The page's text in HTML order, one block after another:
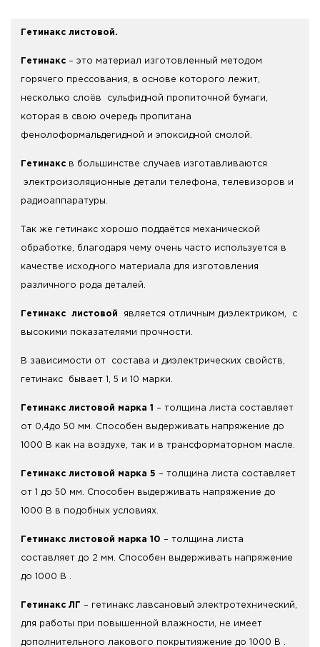
Гетинакс листовой.
Гетинакс – это материал изготовленный методом
горячего прессования, в основе которого лежит,
несколько слоёв сульфидной пропиточной бумаги,
которая в свою очередь пропитана
фенолоформальдегидной и эпоксидной смолой.
Гетинакс в большинстве случаев изготавливаются
электроизоляционные детали телефона, телевизоров и
радиоаппаратуры.
Так же гетинакс хорошо поддаётся механической
обработке, благодаря чему очень часто используется в
качестве исходного материала для изготовления
различного рода деталей.
Гетинакс листовой является отличным диэлектриком, с
высокими показателями прочности.
В зависимости от состава и диэлектрических свойств,
гетинакс бывает 1, 5 и 10 марки.
Гетинакс листовой марка 1 – толщина листа составляет
от 0,4до 50 мм. Способен выдерживать напряжение до
1000 В как на воздухе, так и в трансформаторном масле.
Гетинакс листовой марка 5 – толщина листа составляет
от 1 до 50 мм. Способен выдерживать напряжение до
1000 В в подобных условиях.
Гетинакс листовой марка 10 – толщина листа
составляет до 2 мм. Способен выдерживать напряжение
до 1000 В .
Гетинакс ЛГ – гетинакс лавсановый электротехнический,
для работы при повышенной влажности, не имеет
дополнительного лакового покрытияжение до 1000 В .